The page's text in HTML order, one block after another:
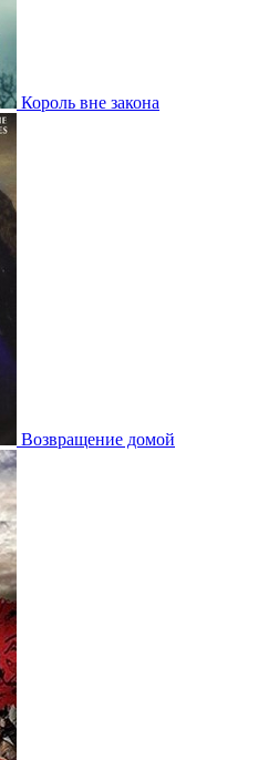
Король вне закона
Возвращение домой